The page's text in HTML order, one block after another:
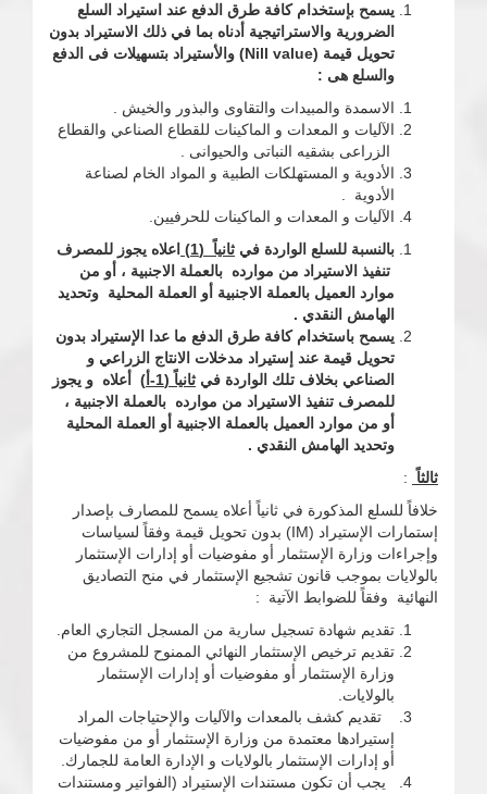
يسمح بإستخدام كافة طرق الدفع عند استيراد السلع
الضرورية والاستراتيجية أدناه بما في ذلك الاستيراد بدون
تحويل قيمة (Nill value) والأستيراد بتسهيلات فى الدفع
والسلع هى :
الاسمدة والمبيدات والتقاوى والبذور والخيش .
الآليات و المعدات و الماكينات للقطاع الصناعي والقطاع
الزراعى بشقيه النباتى والحيوانى .
الأدوية و المستهلكات الطبية و المواد الخام لصناعة
الأدوية .
الآليات و المعدات و الماكينات للحرفيين.
بالنسبة للسلع الواردة في ثانياً (1)
اعلاه يجوز للمصرف
تنفيذ الاستيراد من موارده بالعملة الاجنبية ، أو من
موارد العميل بالعملة الاجنبية أو العملة المحلية وتحديد
الهامش النقدي .
يسمح باستخدام كافة طرق الدفع ما عدا الإستيراد بدون
تحويل قيمة عند إستيراد مدخلات الانتاج الزراعي و
الصناعي بخلاف تلك الواردة في ثانياً (1- ) أعلاه و يجوز
للمصرف تنفيذ الاستيراد من موارده بالعملة الاجنبية ،
أو من موارد العميل بالعملة الاجنبية أو العملة المحلية
وتحديد الهامش النقدي .
ثالثاً
:
خلافاً للسلع المذكورة في ثانياً أعلاه يسمح للمصارف بإصدار
إستمارات الإستيراد (IM) بدون تحويل قيمة وفقاً لسياسات
وإجراءات وزارة الإستثمار أو مفوضيات أو إدارات الإستثمار
بالولايات بموجب قانون تشجيع الإستثمار في منح التصاديق
النهائية وفقاً للضوابط الآتية :
تقديم شهادة تسجيل سارية من المسجل التجاري العام.
تقديم ترخيص الإستثمار النهائي الممنوح للمشروع من
وزارة الإستثمار أو مفوضيات أو إدارات الإستثمار
بالولايات.
تقديم كشف بالمعدات والآليات والإحتياجات المراد
إستيرادها معتمدة من وزارة الإستثمار أو من مفوضيات
أو إدارات الإستثمار بالولايات و الإدارة العامة للجمارك.
يجب أن تكون مستندات الإستيراد (الفواتير ومستندات